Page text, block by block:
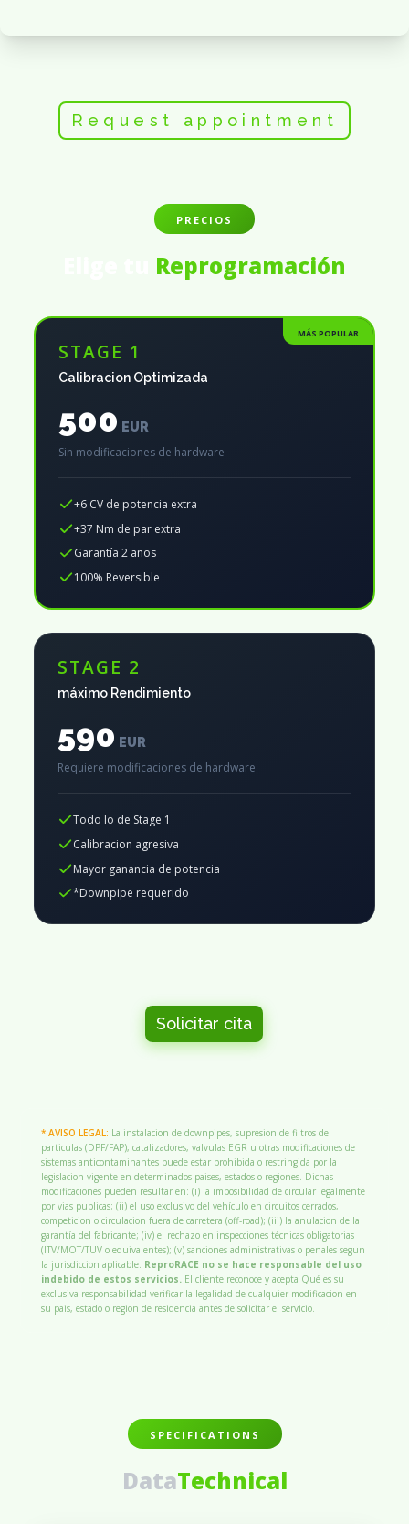
Request appointment
PRECIOS
Reprogramación
MÁS POPULAR
STAGE 1
Calibracion Optimizada
500 EUR
Sin modificaciones de hardware
+6 CV de potencia extra
+37 Nm de par extra
Garantía 2 años
100% Reversible
STAGE 2
máximo Rendimiento
590 EUR
Requiere modificaciones de hardware
Todo lo de Stage 1
Calibracion agresiva
Mayor ganancia de potencia
*Downpipe requerido
Solicitar cita
* AVISO LEGAL: La instalacion de downpipes, supresion de filtros de
particulas (DPF/FAP), catalizadores, valvulas EGR u otras modificaciones de
sistemas anticontaminantes puede estar prohibida o restringida por la
legislacion vigente en determinados paises, estados o regiones. Dichas
modificaciones pueden resultar en: (i) la imposibilidad de circular legalmente
por vias publicas; (ii) el uso exclusivo del vehículo en circuitos cerrados,
competicion o circulacion fuera de carretera (off-road); (iii) la anulacion de la
garantía del fabricante; (iv) el rechazo en inspecciones técnicas obligatorias
(ITV/MOT/TUV o equivalentes); (v) sanciones administrativas o penales segun
la jurisdiccion aplicable. ReproRACE no se hace responsable del uso
indebido de estos servicios. El cliente reconoce y acepta Qué es su
exclusiva responsabilidad verificar la legalidad de cualquier modificacion en
su pais, estado o region de residencia antes de solicitar el servicio.
SPECIFICATIONS
DataTechnical